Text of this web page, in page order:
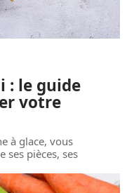
: le guide
votre
à glace, vous
ses pièces, ses